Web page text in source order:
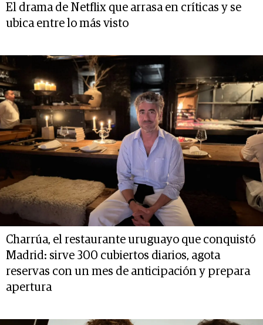
El drama de Netflix que arrasa en críticas y se
ubica entre lo más visto
Charrúa, el restaurante uruguayo que conquistó
Madrid: sirve 300 cubiertos diarios, agota
reservas con un mes de anticipación y prepara
apertura